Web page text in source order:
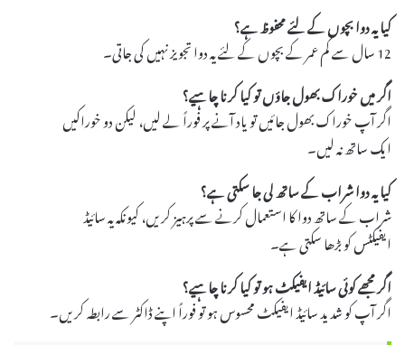
کیا یہ دوا بچوں کے لئے محفوظ ہے؟
12 سال سے کم عمر کے بچوں کے لئے یہ دوا تجویز نہیں کی جاتی۔
اگر میں خوراک بھول جاؤں تو کیا کرنا چاہیے؟
اگر آپ خوراک بھول جائیں تو یاد آنے پر فوراً لے لیں، لیکن دو خوراکیں
ایک ساتھ نہ لیں۔
کیا یہ دوا شراب کے ساتھ لی جا سکتی ہے؟
شراب کے ساتھ دوا کا استعمال کرنے سے پرہیز کریں، کیونکہ یہ سائیڈ
ایفیکٹس کو بڑھا سکتی ہے۔
اگر مجھے کوئی سائیڈ ایفیکٹ ہو تو کیا کرنا چاہیے؟
اگر آپ کو شدید سائیڈ ایفیکٹ محسوس ہو تو فوراً اپنے ڈاکٹر سے رابطہ کریں۔